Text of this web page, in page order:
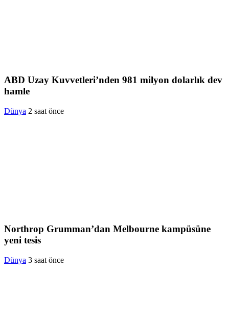
ABD Uzay Kuvvetleri’nden 981 milyon dolarlık dev
hamle
Dünya 2 saat önce
Northrop Grumman’dan Melbourne kampüsüne
yeni tesis
Dünya 3 saat önce